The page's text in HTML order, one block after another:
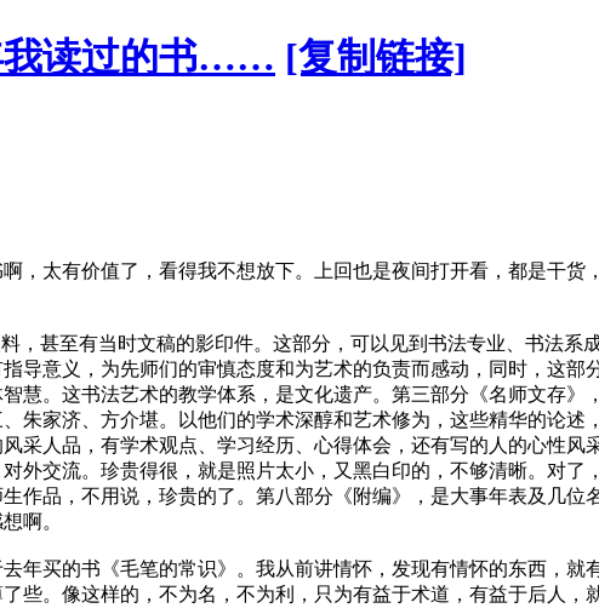
我读过的书…… [复制链接]
，太有价值了，看得我不想放下。上回也是夜间打开看，都是干货
，甚至有当时文稿的影印件。这部分，可以见到书法专业、书法系
导意义，为先师们的审慎态度和为艺术的负责而感动，同时，这部
。这书法艺术的教学体系，是文化遗产。第三部分《名师文存》
朱家济、方介堪。以他们的学术深醇和艺术修为，这些精华的论述
采人品，有学术观点、学习经历、心得体会，还有写的人的心性风
外交流。珍贵得很，就是照片太小，又黑白印的，不够清晰。对了
作品，不用说，珍贵的了。第八部分《附编》，是大事年表及几位
啊。
年买的书《毛笔的常识》。我从前讲情怀，发现有情怀的东西，就
些。像这样的，不为名，不为利，只为有益于术道，有益于后人，